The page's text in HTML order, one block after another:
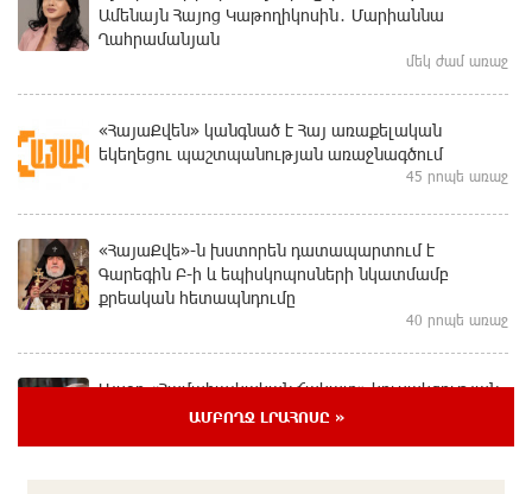
Ամենայն Հայոց Կաթողիկոսին․ Մարիաննա
Ղահրամանյան
մեկ ժամ առաջ
«ՀայաՔվեն» կանգնած է Հայ առաքելական
եկեղեցու պաշտպանության առաջնագծում
45 րոպե առաջ
«ՀայաՔվե»-ն խստորեն դատապարտում է
Գարեգին Բ-ի և եպիսկոպոսների նկատմամբ
քրեական հետապնդումը
40 րոպե առաջ
Այսօր «Համահայկական ճակատ» կուսակցության
ղեկավար, ՀՀ Զինված ուժերի պահեստազորի
ԱՄԲՈՂՋ ԼՐԱՀՈՍԸ »